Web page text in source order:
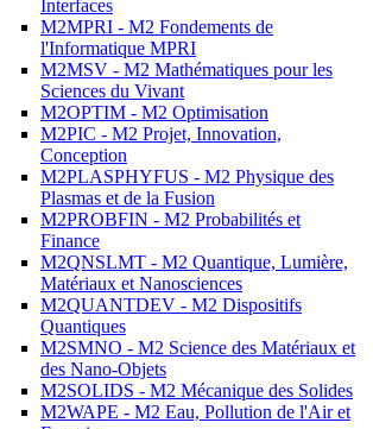
Interfaces
M2MPRI - M2 Fondements de
l'Informatique MPRI
M2MSV - M2 Mathématiques pour les
Sciences du Vivant
M2OPTIM - M2 Optimisation
M2PIC - M2 Projet, Innovation,
Conception
M2PLASPHYFUS - M2 Physique des
Plasmas et de la Fusion
M2PROBFIN - M2 Probabilités et
Finance
M2QNSLMT - M2 Quantique, Lumière,
Matériaux et Nanosciences
M2QUANTDEV - M2 Dispositifs
Quantiques
M2SMNO - M2 Science des Matériaux et
des Nano-Objets
M2SOLIDS - M2 Mécanique des Solides
M2WAPE - M2 Eau, Pollution de l'Air et